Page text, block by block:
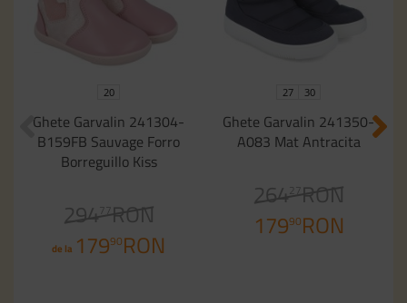
20
Ghete Garvalin 241304-
B159FB Sauvage Forro
Borreguillo Kiss
294 77
RON
de la 17990RON
27 30
Ghete Garvalin 241350-
A083 Mat Antracita
26427RON
17990RON